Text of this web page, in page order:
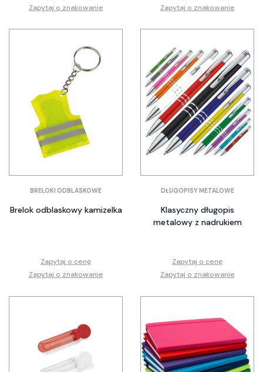
Zapytaj o znakowanie
Zapytaj o znakowanie
BRELOKI ODBLASKOWE
Brelok odblaskowy kamizelka
Zapytaj o cenę
Zapytaj o znakowanie
DŁUGOPISY METALOWE
Klasyczny długopis
metalowy z nadrukiem
Zapytaj o cenę
Zapytaj o znakowanie